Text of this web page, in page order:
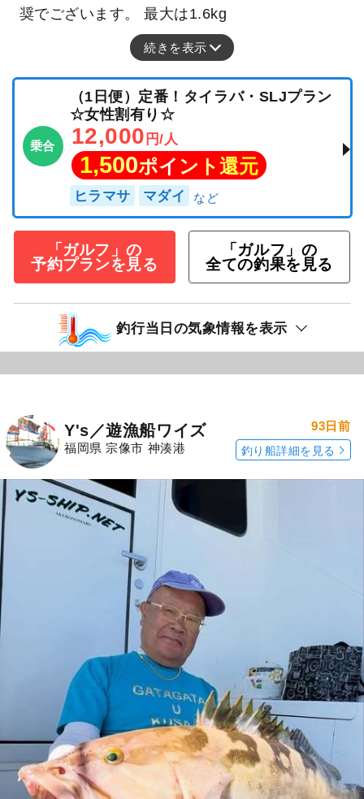
奨でございます。 最大は1.6kg
続きを表示
乗合
（1日便）定番！タイラバ・SLJプラン
☆女性割有り☆
12,000 円/人
1,500ポイント還元
ヒラマサ マダイ
「ガルフ」の
予約プランを見る
「ガルフ」の
全ての釣果を見る
釣行当日の気象情報を表示
Y's／遊漁船ワイズ
福岡県 宗像市 神湊港
93日前
釣り船詳細を見る